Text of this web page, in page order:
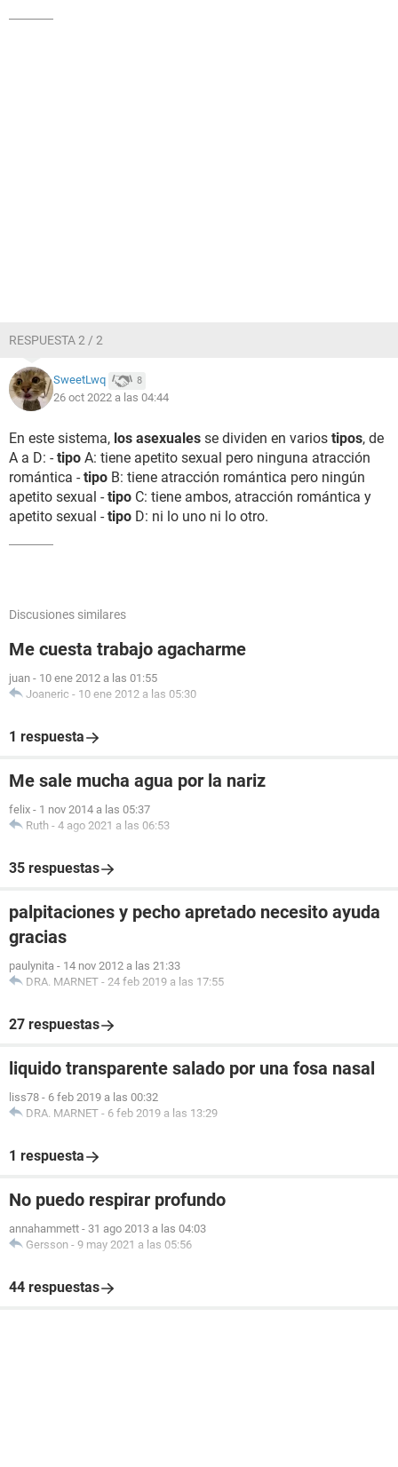
RESPUESTA 2 / 2
SweetLwq 8
26 oct 2022 a las 04:44
En este sistema, los asexuales se dividen en varios tipos, de
A a D: - tipo A: tiene apetito sexual pero ninguna atracción
romántica - tipo B: tiene atracción romántica pero ningún
apetito sexual - tipo C: tiene ambos, atracción romántica y
apetito sexual - tipo D: ni lo uno ni lo otro.
Discusiones similares
Me cuesta trabajo agacharme
juan - 10 ene 2012 a las 01:55
Joaneric - 10 ene 2012 a las 05:30
1 respuesta
Me sale mucha agua por la nariz
felix - 1 nov 2014 a las 05:37
Ruth - 4 ago 2021 a las 06:53
35 respuestas
palpitaciones y pecho apretado necesito ayuda
gracias
paulynita - 14 nov 2012 a las 21:33
DRA. MARNET - 24 feb 2019 a las 17:55
27 respuestas
liquido transparente salado por una fosa nasal
liss78 - 6 feb 2019 a las 00:32
DRA. MARNET - 6 feb 2019 a las 13:29
1 respuesta
No puedo respirar profundo
annahammett - 31 ago 2013 a las 04:03
Gersson - 9 may 2021 a las 05:56
44 respuestas